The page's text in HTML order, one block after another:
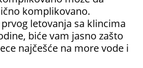
komplikovano.
letovanja sa klincima
biće vam jasno zašto
najčešće na more vode i